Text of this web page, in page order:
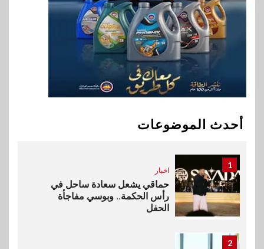
أحدث الموضوعات
9 اخبار
فيكسد مصر و”حلول” تتشاركان
في تطوير أول منصة للسياحة
الصحية في مصر والشرق الأوسط
وأفريقيا Tour4Cure
سوق وصلة
جهازًا مثاليًا للشباب
1
اخبار
حماقي يشعل سعادة ساحل في
رأس الحكمة.. وبوسي مفاجأة
الحفل
2